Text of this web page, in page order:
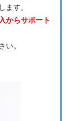
ます。
からサポート
。